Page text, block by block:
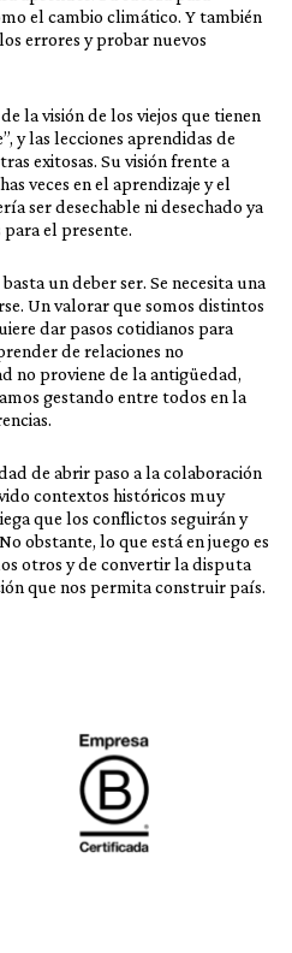
el cambio climático. Y también
errores y probar nuevos
la visión de los viejos que tienen
y las lecciones aprendidas de
exitosas. Su visión frente a
veces en el aprendizaje y el
ser desechable ni desechado ya
el presente.
un deber ser. Se necesita una
Un valorar que somos distintos
dar pasos cotidianos para
de relaciones no
no proviene de la antigüedad,
gestando entre todos en la
de abrir paso a la colaboración
contextos históricos muy
que los conflictos seguirán y
obstante, lo que está en juego es
otros y de convertir la disputa
que nos permita construir país.